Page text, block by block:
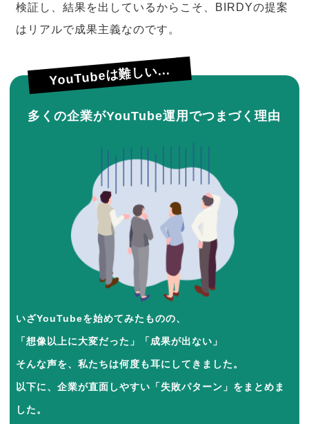
検証し、結果を出しているからこそ、BIRDYの提案
はリアルで成果主義なのです。
YouTubeは難しい...
多くの企業がYouTube運用でつまづく理由
いざYouTubeを始めてみたものの、
「想像以上に大変だった」「成果が出ない」
そんな声を、私たちは何度も耳にしてきました。
以下に、企業が直面しやすい「失敗パターン」をまとめま
した。